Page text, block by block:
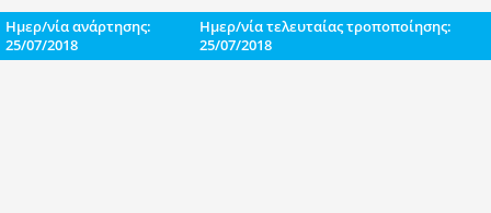
Ημερ/νία ανάρτησης:
25/07/2018
Ημερ/νία τελευταίας τροποποίησης:
25/07/2018